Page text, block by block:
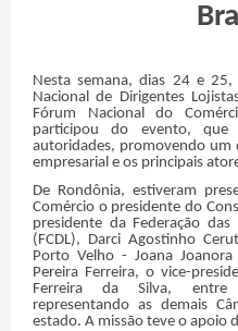
Nesta semana, dias 24 e
Nacional de Dirigentes
Fórum Nacional do
participou do evento, que
autoridades, promovendo
empresarial e os principais
De Rondônia, estiveram
Comércio o presidente do
presidente da Federação
(FCDL), Darci Agostinho
Porto Velho - Joana
Pereira Ferreira, o vice-
Ferreira da Silva, entre
representando as demais
estado. A missão teve o apoio